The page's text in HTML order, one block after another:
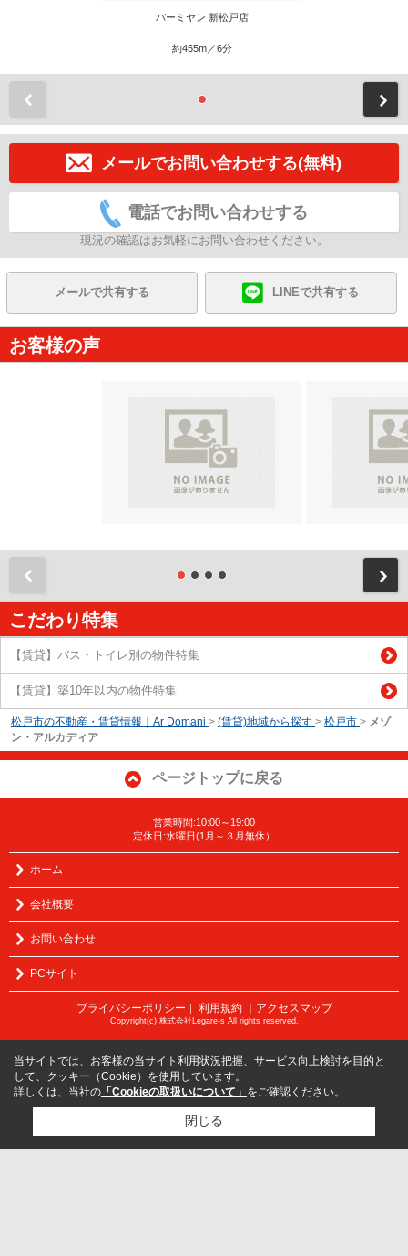
バーミヤン 新松戸店
約455m／6分
メールでお問い合わせする(無料)
電話でお問い合わせする
現況の確認はお気軽にお問い合わせください。
メールで共有する LINEで共有する
お客様の声
こだわり特集
【賃貸】バス・トイレ別の物件特集
【賃貸】築10年以内の物件特集
松戸市の不動産・賃貸情報｜Ar Domani > (賃貸)地域から探す > 松戸市 > メゾ
ン・アルカディア
ページトップに戻る
営業時間:10:00～19:00
定休日:水曜日(1月～３月無休）
ホーム
会社概要
お問い合わせ
PCサイト
プライバシーポリシー 利用規約 ｜アクセスマップ
Copyright(c) 株式会社Legare-s All rights reserved.
当サイトでは、お客様の当サイト利用状況把握、サービス向上検討を目的と
して、クッキー（Cookie）を使用しています。
詳しくは、当社の 「Cookieの取扱いについて」 をご確認ください。
閉じる